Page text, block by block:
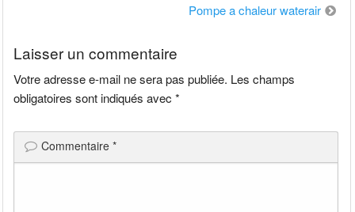
Pompe a chaleur waterair
Laisser un commentaire
Votre adresse e-mail ne sera pas publiée. Les champs
obligatoires sont indiqués avec*
Commentaire*